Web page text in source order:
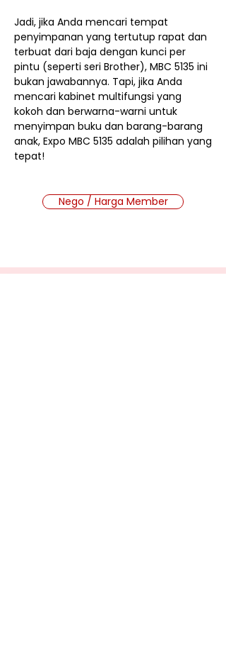
Jadi, jika Anda mencari tempat
penyimpanan yang tertutup rapat dan
terbuat dari baja dengan kunci per
pintu (seperti seri Brother), MBC 5135 ini
bukan jawabannya. Tapi, jika Anda
mencari kabinet multifungsi yang
kokoh dan berwarna-warni untuk
menyimpan buku dan barang-barang
anak, Expo MBC 5135 adalah pilihan yang
tepat!
Nego / Harga Member